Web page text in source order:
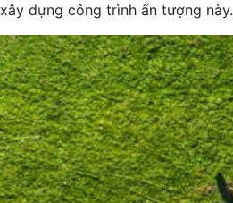
xây dựng công trình ấn tượng này.